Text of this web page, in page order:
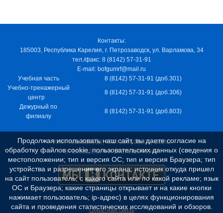
Контакты:
185003, Республика Карелия, г. Петрозаводск, ул. Варламова, 34
тел./факс: 8 (8142) 57-31-91
E-mail: bofgumrf@mail.ru
Учебная часть
8 (8142) 57-31-91 (доб.301)
Учебно-тренажерный
центр
8 (8142) 57-31-91 (доб.306)
Дежурный по
филиалу
8 (8142) 57-31-91 (доб.803)
ИНН 7805029012, КПП 100103001, ОКПО
97163915, ОГРН 1037811048989
Обратная связь
Продолжая использовать наш сайт, вы даете согласие на
обработку файлов cookie, пользовательских данных (сведения о
местоположении; тип и версия ОС; тип и версия Браузера; тип
устройства и разрешение его экрана; источник откуда пришел
на сайт пользователь; с какого сайта или по какой рекламе; язык
ОС и Браузера; какие страницы открывает и на какие кнопки
нажимает пользователь; ip-адрес) в целях функционирования
сайта и проведения статистических исследований и обзоров.